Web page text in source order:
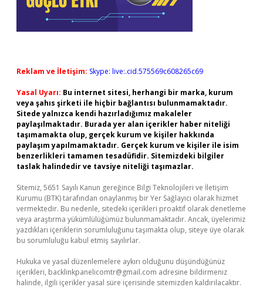
Reklam ve İletişim: Skype: live:.cid.575569c608265c69
Yasal Uyarı: Bu internet sitesi, herhangi bir marka, kurum
veya şahıs şirketi ile hiçbir bağlantısı bulunmamaktadır.
Sitede yalnızca kendi hazırladığımız makaleler
paylaşılmaktadır. Burada yer alan içerikler haber niteliği
taşımamakta olup, gerçek kurum ve kişiler hakkında
paylaşım yapılmamaktadır. Gerçek kurum ve kişiler ile isim
benzerlikleri tamamen tesadüfidir. Sitemizdeki bilgiler
taslak halindedir ve tavsiye niteliği taşımazlar.
Sitemiz, 5651 Sayılı Kanun gereğince Bilgi Teknolojileri ve İletişim
Kurumu (BTK) tarafından onaylanmış bir Yer Sağlayıcı olarak hizmet
vermektedir. Bu nedenle, sitedeki içerikleri proaktif olarak denetleme
veya araştırma yükümlülüğümüz bulunmamaktadır. Ancak, üyelerimiz
yazdıkları içeriklerin sorumluluğunu taşımakta olup, siteye üye olarak
bu sorumluluğu kabul etmiş sayılırlar.
Hukuka ve yasal düzenlemelere aykırı olduğunu düşündüğünüz
içerikleri, backlinkpanelicomtr@gmail.com adresine bildirmeniz
halinde, ilgili içerikler yasal süre içerisinde sitemizden kaldırılacaktır.